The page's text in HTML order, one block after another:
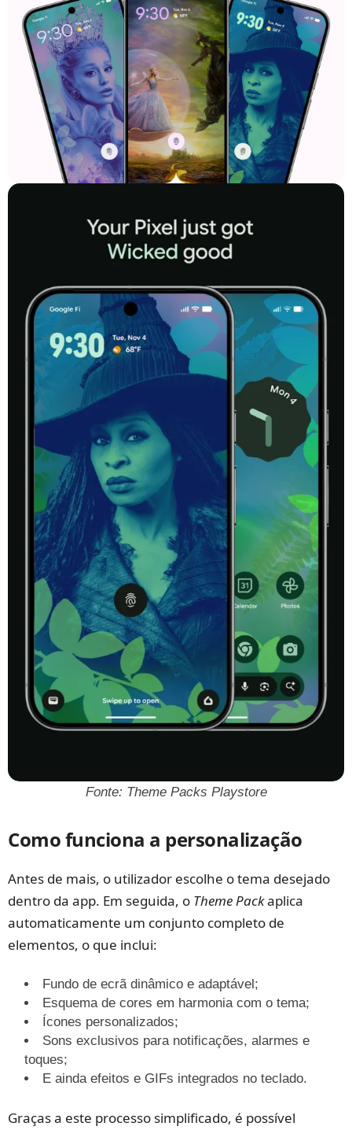
Fonte: Theme Packs Playstore
Como funciona a personalização
Antes de mais, o utilizador escolhe o tema desejado
dentro da app. Em seguida, o Theme Packaplica
automaticamente um conjunto completo de
elementos, o que inclui:
Fundo de ecrã dinâmico e adaptável;
Esquema de cores em harmonia com o tema;
Ícones personalizados;
Sons exclusivos para notificações, alarmes e
toques;
E ainda efeitos e GIFs integrados no teclado.
Graças a este processo simplificado, é possível